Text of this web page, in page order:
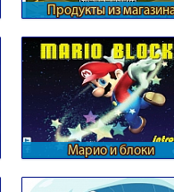
Продукты из
Марио и блоки